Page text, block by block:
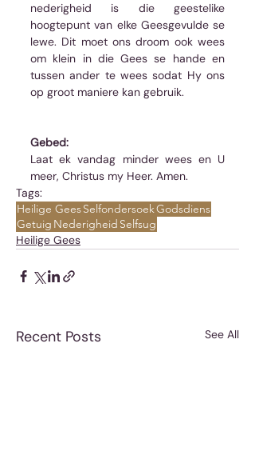
nederigheid is die geestelike
hoogtepunt van elke Geesgevulde se
lewe. Dit moet ons droom ook wees
om klein in die Gees se hande en
tussen ander te wees sodat Hy ons
op groot maniere kan gebruik.
Gebed:
Laat ek vandag minder wees en U
meer, Christus my Heer. Amen.
Tags:
Heilige GeesSelfondersoekGodsdiens
Getuig Nederigheid Selfsug
Heilige Gees
Recent Posts See All